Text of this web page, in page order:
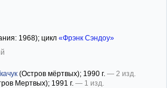
1968); цикл «Фрэнк Сэндоу»
(Остров мёртвых); 1990 г. — 2 изд.
Мертвых); 1991 г. — 1 изд.